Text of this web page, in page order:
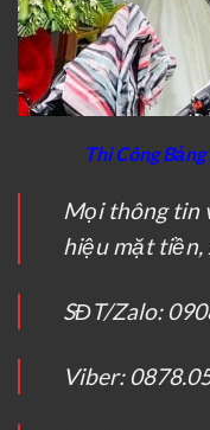
Thi Công
Mọi thông tin
hiệu mặt tiền,
SĐT/Zalo:
Viber: